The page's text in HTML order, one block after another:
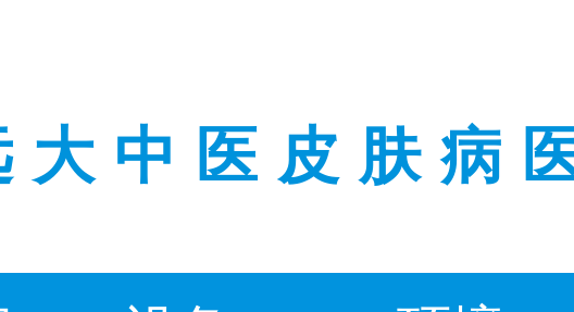
大中医皮肤病